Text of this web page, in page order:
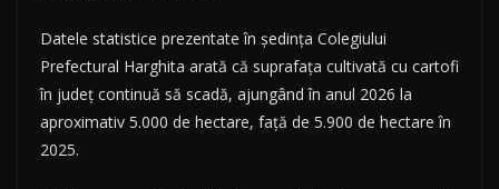
Datele statistice prezentate în şedinţa Colegiului
Prefectural Harghita arată că suprafaţa cultivată cu cartofi
în judeţ continuă să scadă, ajungând în anul 2026 la
aproximativ 5.000 de hectare, faţă de 5.900 de hectare în
2025.